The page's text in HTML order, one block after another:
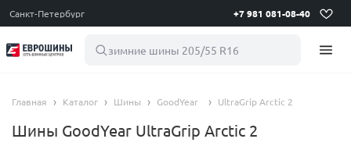
Санкт-Петербург +7 981 081-08-40
зимние шины 205/55
Главная Каталог Шины GoodYear UltraGrip Arctic 2
Шины GoodYear UltraGrip Arctic 2